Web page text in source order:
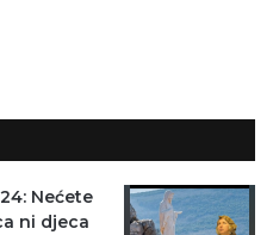
Nećete
ni djeca